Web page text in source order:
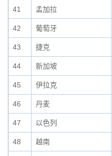
41 孟加拉
42 葡萄牙
43 捷克
44 新加坡
45 伊拉克
46 丹麦
47 以色列
48 越南